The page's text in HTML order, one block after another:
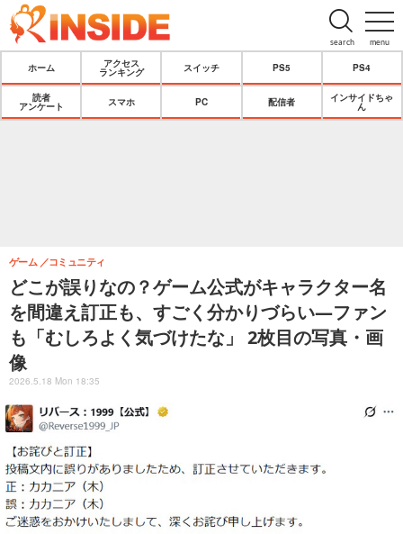
menu
search
ホーム
アクセス
ランキング
スイッチ PS5 PS4
読者
アンケート
スマホ PC 配信者
インサイドちゃ
ん
どこが誤りなの？ゲーム公式がキャラクター名
を間違え訂正も、すごく分かりづらい―ファン
も「むしろよく気づけたな」 2枚目の写真・画
像
ゲーム コミュニティ
2026.5.18 Mon 18:35